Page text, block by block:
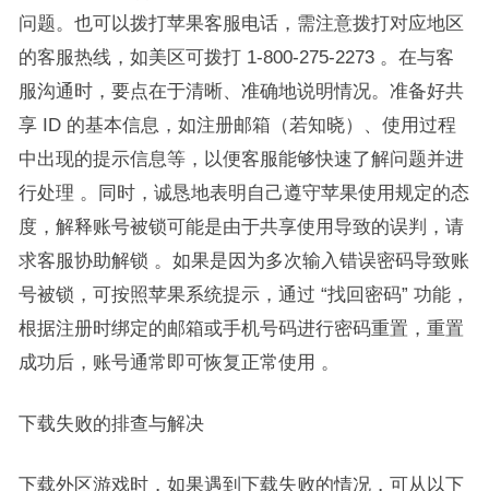
问题。也可以拨打苹果客服电话，需注意拨打对应地区
的客服热线，如美区可拨打 1-800-275-2273 。在与客
服沟通时，要点在于清晰、准确地说明情况。准备好共
享 ID 的基本信息，如注册邮箱（若知晓）、使用过程
中出现的提示信息等，以便客服能够快速了解问题并进
行处理 。同时，诚恳地表明自己遵守苹果使用规定的态
度，解释账号被锁可能是由于共享使用导致的误判，请
求客服协助解锁 。如果是因为多次输入错误密码导致账
号被锁，可按照苹果系统提示，通过 “找回密码” 功能，
根据注册时绑定的邮箱或手机号码进行密码重置，重置
成功后，账号通常即可恢复正常使用 。​
下载失败的排查与解决​
下载外区游戏时，如果遇到下载失败的情况，可从以下